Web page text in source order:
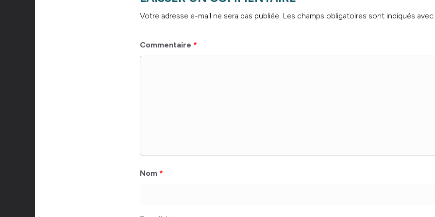
Votre adresse e-mail ne sera pas publiée. Les champs obligatoires sont indiqués avec
Commentaire *
Nom *